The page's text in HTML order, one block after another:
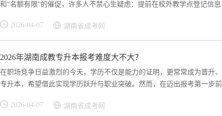
和“名额有限”的催促，许多人不禁心生疑虑：提前在校外教学点登记信
2026-04-07 湖南省成考网
2026年湖南成教专升本报考难度大不大？
在职场竞争日益激烈的今天，学历不仅是能力的证明，更常常成为晋升
专升本，希望借此实现学历跃升与职业突破。然而，在迈出报考第一步
2026-04-07 湖南省成考网